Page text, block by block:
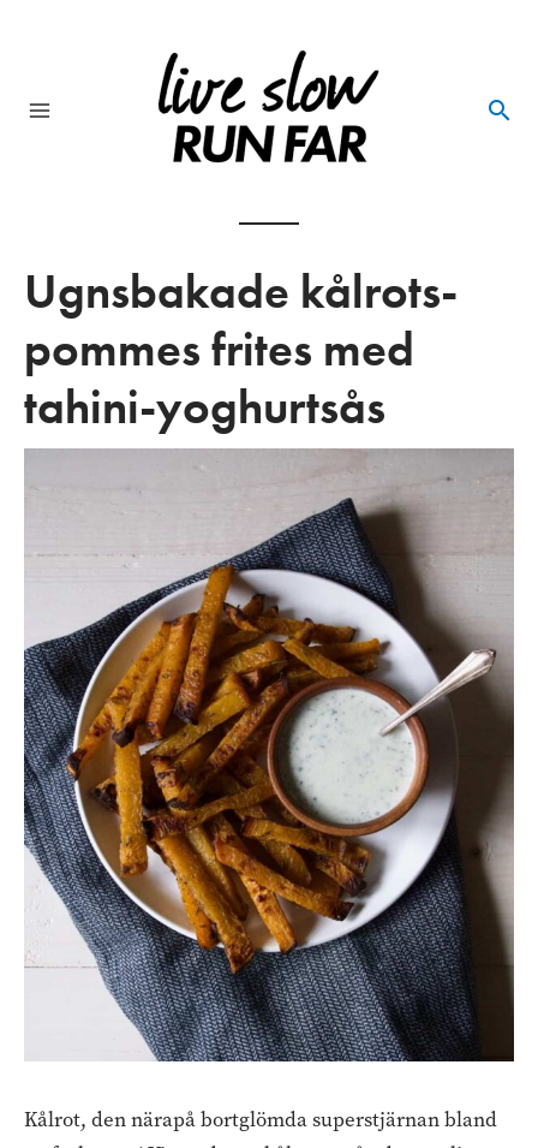
Ugnsbakade kålrots-
pommes frites med
tahini-yoghurtsås
Kålrot, den närapå bortglömda superstjärnan bland